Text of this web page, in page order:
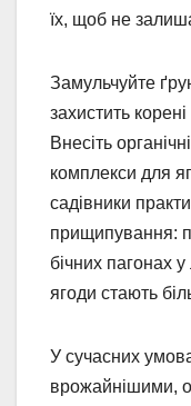
їх, щоб не
Замульчуйте
захистить
Внесіть
комплекси для
садівники
прищипування:
бічних пагонах
ягоди стають
У сучасних
врожайнішими,